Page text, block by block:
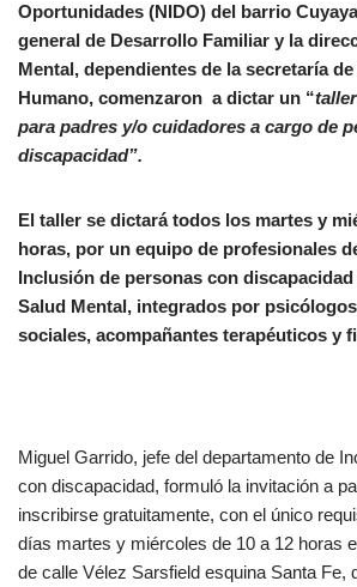
Oportunidades (NIDO) del barrio
general de Desarrollo Familiar y la
Mental, dependientes de la secretaría
Humano, comenzaron a dictar un “
para padres y/o cuidadores a cargo de
discapacidad”.
El taller se dictará todos los martes y
horas, por un equipo de profesionales
Inclusión de personas con
Salud Mental, integrados por
sociales, acompañantes terapéuticos y
Miguel Garrido, jefe del departamento de
con discapacidad, formuló la invitación a
inscribirse gratuitamente, con el único
días martes y miércoles de 10 a 12 horas
de calle Vélez Sarsfield esquina Santa Fe,